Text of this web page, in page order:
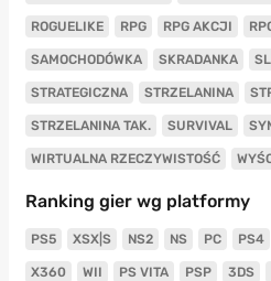
ROGUELIKE RPG RPG AKCJI
SAMOCHODÓWKA SKRADANKA
STRATEGICZNA STRZELANINA
STRZELANINA TAK. SURVIVAL
WIRTUALNA RZECZYWISTOŚĆ
Ranking gier wg platformy
PS5 XSX|S NS2 NS PC PS4
X360 WII PS VITA PSP 3DS